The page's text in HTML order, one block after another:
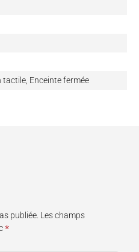
tactile, Enceinte fermée
publiée. Les champs
*